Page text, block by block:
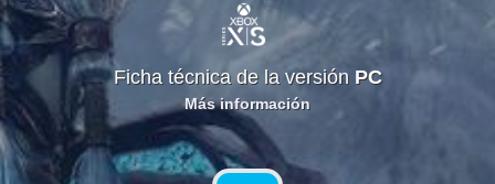
Ficha técnica de la versión PC
Más información